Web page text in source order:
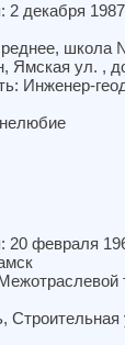
2 декабря
школа
Ямская ул. ,
Инженер-
20 февраля